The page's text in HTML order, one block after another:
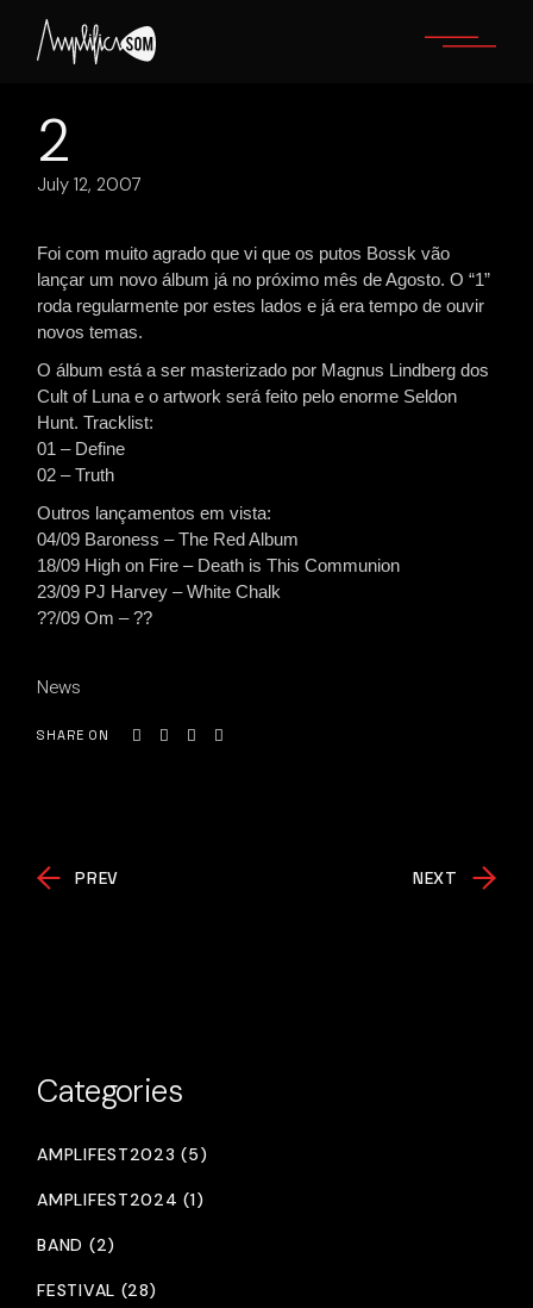
content
2
July 12, 2007
Foi com muito agrado que vi que os putos Bossk vão
lançar um novo álbum já no próximo mês de Agosto. O “1”
roda regularmente por estes lados e já era tempo de ouvir
novos temas.
O álbum está a ser masterizado por Magnus Lindberg dos
Cult of Luna e o artwork será feito pelo enorme Seldon
Hunt. Tracklist:
01 – Define
02 – Truth
Outros lançamentos em vista:
04/09 Baroness – The Red Album
18/09 High on Fire – Death is This Communion
23/09 PJ Harvey – White Chalk
??/09 Om – ??
News
SHARE ON
PREV NEXT
Categories
AMPLIFEST2023 (5)
AMPLIFEST2024 (1)
BAND (2)
FESTIVAL (28)